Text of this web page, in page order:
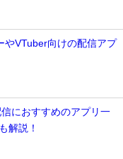
やVTuber向けの配信アプ
におすすめのアプリ一
解説！